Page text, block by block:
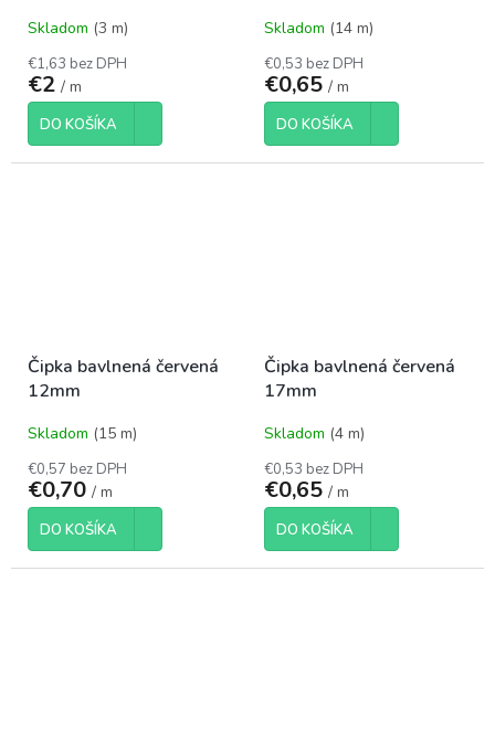
Skladom (3 m)
€1,63 bez DPH
€2 / m
DO KOŠÍKA
Skladom (14 m)
€0,53 bez DPH
€0,65 / m
DO KOŠÍKA
Čipka bavlnená červená
12mm
Skladom (15 m)
€0,57 bez DPH
€0,70 / m
DO KOŠÍKA
Čipka bavlnená červená
17mm
Skladom (4 m)
€0,53 bez DPH
€0,65 / m
DO KOŠÍKA